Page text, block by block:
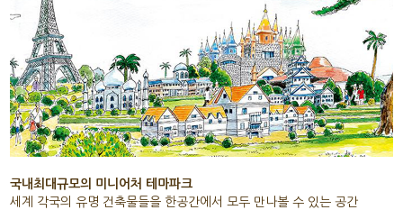
국내최대규모의 미니어처 테마파크
세계 각국의 유명 건축물들을 한공간에서 모두 만나볼 수 있는 공간